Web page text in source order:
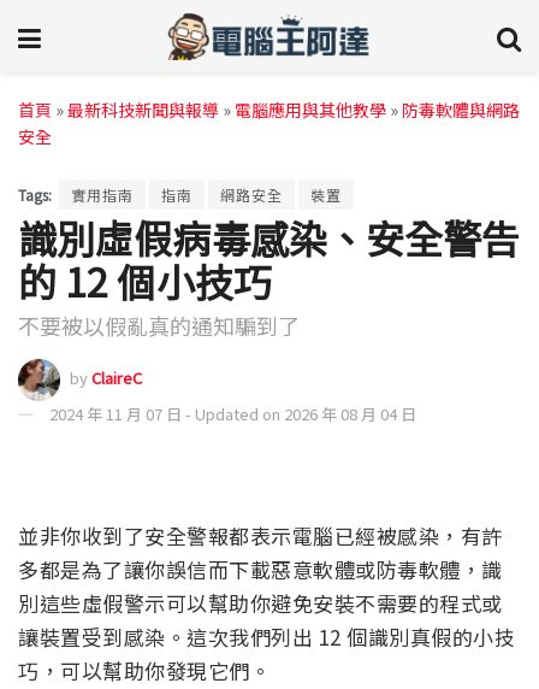
首頁 »最新科技新聞與報導 » 電腦應用與其他教學 » 防毒軟體與網路
安全
Tags: 實用指南 指南 網路安全 裝置
識別虛假病毒感染、安全警告
的 12 個小技巧
不要被以假亂真的通知騙到了
byClaireC
2024 年 11 月 07 日 - Updated on 2026 年 08 月 04 日
並非你收到了安全警報都表示電腦已經被感染，有許
多都是為了讓你誤信而下載惡意軟體或防毒軟體，識
別這些虛假警示可以幫助你避免安裝不需要的程式或
讓裝置受到感染。這次我們列出 12 個識別真假的小技
巧，可以幫助你發現它們。